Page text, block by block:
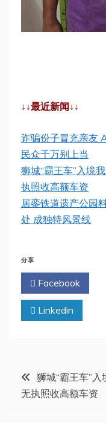
↓↓最近新闻↓↓
诈骗份子冒充亲友
民众千万别上当
狮城“霸王车”入境
执照收高额车资
居銮铁道遗产公园
处 成独特风景线
分享
Facebook
Linkedin
文
章
狮城“霸王车”
无执照收高额车资